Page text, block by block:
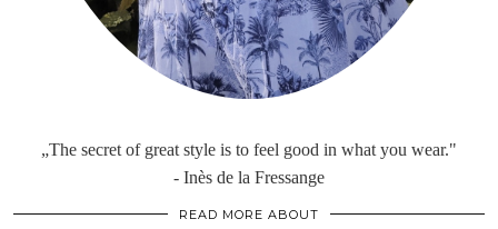
„The secret of great style is to feel good in what you wear."
- Inès de la Fressange
READ MORE ABOUT